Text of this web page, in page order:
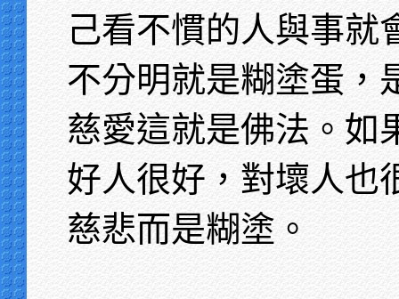
己看不慣的人與事就
不分明就是糊塗蛋，
慈愛這就是佛法。如
好人很好，對壞人也
慈悲而是糊塗。